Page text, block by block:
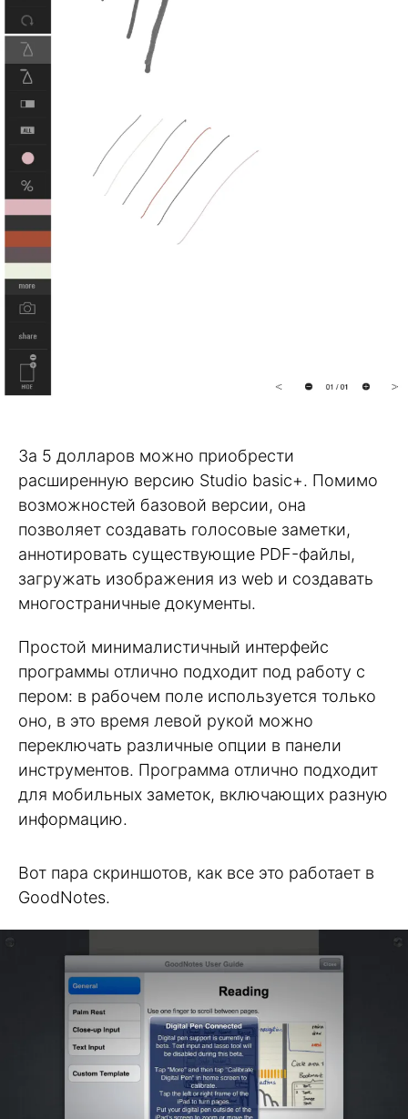
За 5 долларов можно приобрести
расширенную версию Studio basic+. Помимо
возможностей базовой версии, она
позволяет создавать голосовые заметки,
аннотировать существующие PDF-файлы,
загружать изображения из web и создавать
многостраничные документы.
Простой минималистичный интерфейс
программы отлично подходит под работу с
пером: в рабочем поле используется только
оно, в это время левой рукой можно
переключать различные опции в панели
инструментов. Программа отлично подходит
для мобильных заметок, включающих разную
информацию.
Вот пара скриншотов, как все это работает в
GoodNotes.